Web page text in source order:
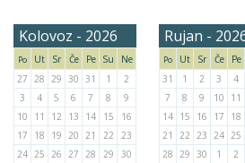
Kolovoz - 2026
Po Ut Sr Če Pe Su
Ne
27 28 29 30 31 1
2
3
4 5 6 7 8
9
10
11 12 13 14 15
16
17
18 19 20 21 22
23
24 25 26 27 28 29 30
Rujan -
Po Ut Sr Če Pe
31
1 2 3 4
7
8 9 10 11
14 15 16 17 18
21
22 23 24 25
28 29 30 1 2